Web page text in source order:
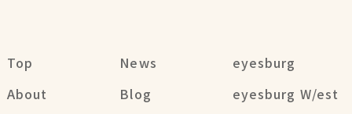
Top
About
News
Blog
eyesburg
eyesburg W/est